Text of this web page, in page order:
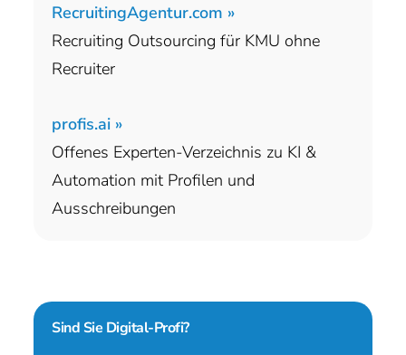
RecruitingAgentur.com »
Recruiting Outsourcing für KMU ohne
Recruiter
profis.ai »
Offenes Experten-Verzeichnis zu KI &
Automation mit Profilen und
Ausschreibungen
Sind Sie Digital-Profi?